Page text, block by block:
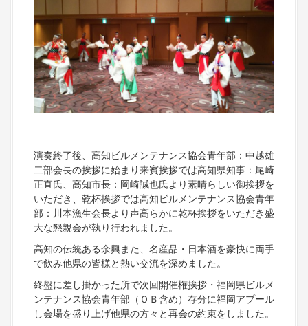
演奏終了後、高知ビルメンテナンス協会青年部：中越雄
二部会長の挨拶に始まり来賓挨拶では高知県知事：尾崎
正直氏、高知市長：岡崎誠也氏より素晴らしい御挨拶を
いただき、乾杯挨拶では高知ビルメンテナンス協会青年
部：川本漁生会長より声高らかに乾杯挨拶をいただき盛
大な懇親会が執り行われました。
高知の伝統ある余興また、名産品・日本酒を豪快に両手
で飲み他県の皆様と熱い交流を深めました。
終盤に差し掛かった所で次回開催権挨拶・福岡県ビルメ
ンテナンス協会青年部（ＯＢ含め）存分に福岡アプール
し会場を盛り上げ他県の方々と再会の約束をしました。